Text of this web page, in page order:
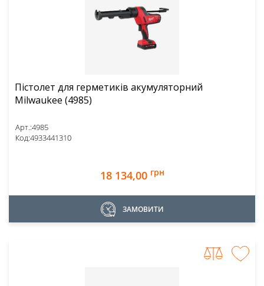
Пістолет для герметиків акумуляторний
Milwaukee (4985)
Арт.:4985
Код:4933441310
18 134,00 грн
ЗАМОВИТИ